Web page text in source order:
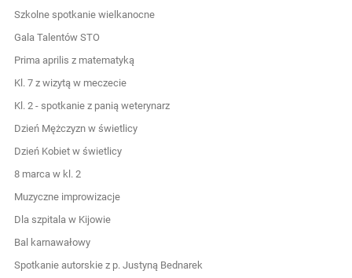
Szkolne spotkanie wielkanocne
Gala Talentów STO
Prima aprilis z matematyką
Kl. 7 z wizytą w meczecie
Kl. 2 - spotkanie z panią weterynarz
Dzień Mężczyzn w świetlicy
Dzień Kobiet w świetlicy
8 marca w kl. 2
Muzyczne improwizacje
Dla szpitala w Kijowie
Bal karnawałowy
Spotkanie autorskie z p. Justyną Bednarek